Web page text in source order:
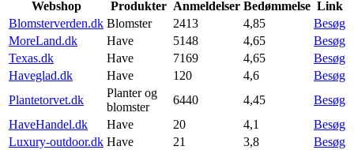
Webshop Produkter Anmeldelser Bedømmelse Link
Blomsterverden.dk Blomster 2413 4,85
Besøg
MoreLand.dk
Have 5148 4,65
Besøg
Texas.dk
Have 7169 4,65
Besøg
Haveglad.dk
Have 120 4,6
Besøg
Plantetorvet.dk
Planter og
blomster
6440 4,45
Besøg
HaveHandel.dk
Have 20 4,1
Besøg
Luxury-outdoor.dk Have 21 3,8
Besøg